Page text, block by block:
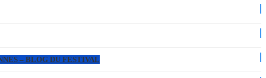
– BLOG DU FESTIVAL